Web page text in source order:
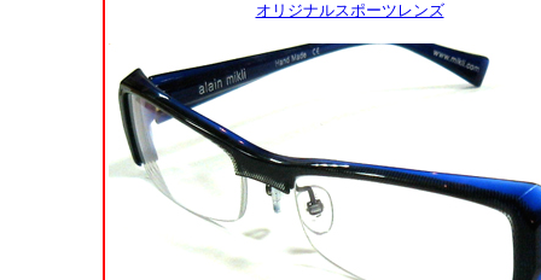
オリジナルスポーツレンズ